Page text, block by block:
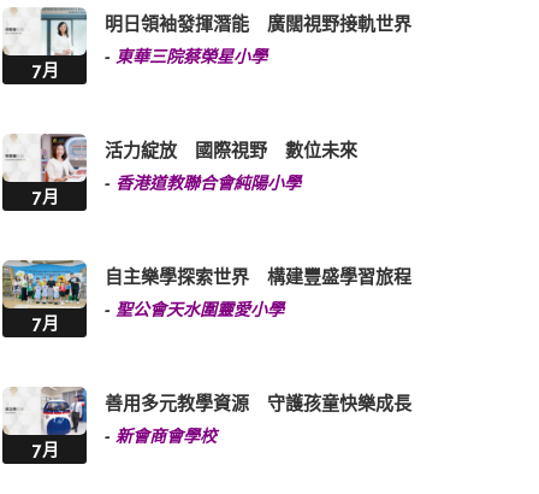
7月
明日領袖發揮潛能 廣闊視野接軌世界
- 東華三院蔡榮星小學
7月
活力綻放 國際視野 數位未來
- 香港道教聯合會純陽小學
7月
自主樂學探索世界 構建豐盛學習旅程
- 聖公會天水圍靈愛小學
7月
善用多元教學資源 守護孩童快樂成長
- 新會商會學校